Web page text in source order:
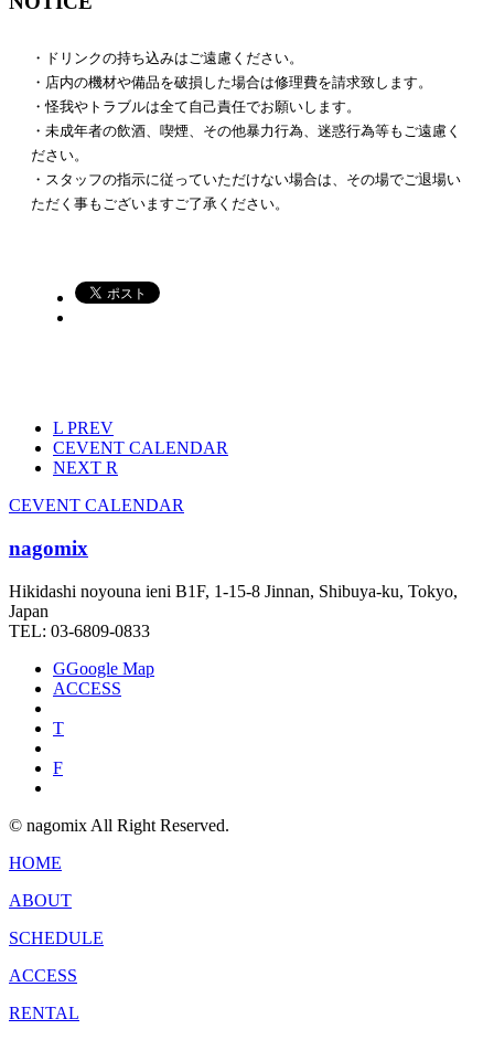
・ドリンクの持ち込みはご遠慮ください。
・店内の機材や備品を破損した場合は修理費を請求致します。
・怪我やトラブルは全て自己責任でお願いします。
・未成年者の飲酒、喫煙、その他暴力行為、迷惑行為等もご遠慮く
ださい。
・スタッフの指示に従っていただけない場合は、その場でご退場い
ただく事もございますご了承ください。
L PREV
CEVENT CALENDAR
NEXT R
CEVENT CALENDAR
nagomix
Hikidashi noyouna ieni B1F, 1-15-8 Jinnan, Shibuya-ku, Tokyo,
Japan
TEL: 03-6809-0833
GGoogle Map
ACCESS
T
F
© nagomix All Right Reserved.
HOME
ABOUT
SCHEDULE
ACCESS
RENTAL